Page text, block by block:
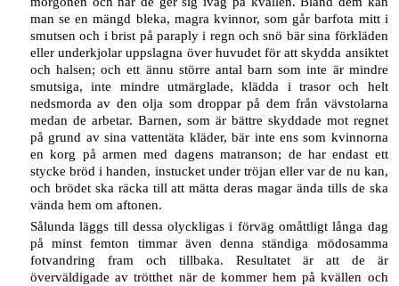
man se en mängd bleka, magra kvinnor, som går barfota mitt i
smutsen och i brist på paraply i regn och snö bär sina förkläden
eller underkjolar uppslagna över huvudet för att skydda ansiktet
och halsen; och ett ännu större antal barn som inte är mindre
smutsiga, inte mindre utmärglade, klädda i trasor och helt
nedsmorda av den olja som droppar på dem från vävstolarna
medan de arbetar. Barnen, som är bättre skyddade mot regnet
på grund av sina vattentäta kläder, bär inte ens som kvinnorna
en korg på armen med dagens matranson; de har endast ett
stycke bröd i handen, instucket under tröjan eller var de nu kan,
och brödet ska räcka till att mätta deras magar ända tills de ska
vända hem om aftonen.
Sålunda läggs till dessa olyckligas i förväg omåttligt långa dag
på minst femton timmar även denna ständiga mödosamma
fotvandring fram och tillbaka. Resultatet är att de är
överväldigade av trötthet när de kommer hem på kvällen och